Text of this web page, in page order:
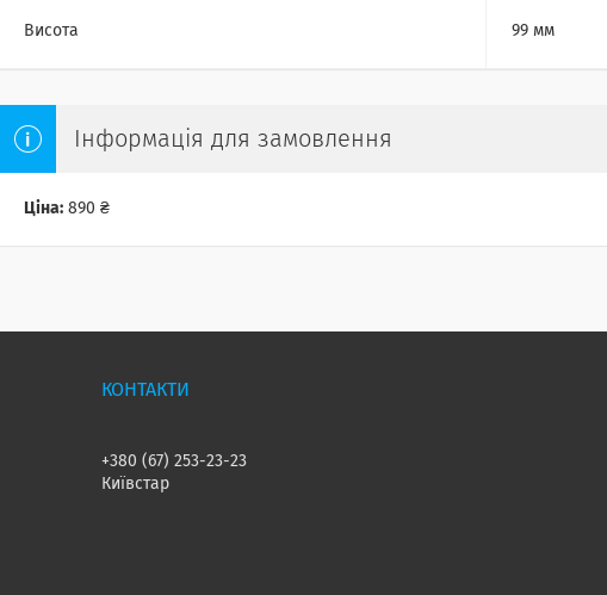
Висота 99 мм
Інформація для замовлення
Ціна: 890 ₴
+380 (67) 253-23-23
Київстар